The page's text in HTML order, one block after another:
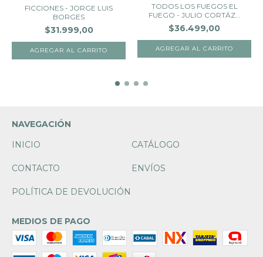
FICCIONES - JORGE LUIS
BORGES
$31.999,00
TODOS LOS FUEGOS EL
FUEGO - JULIO CORTÁZ...
$36.499,00
NAVEGACIÓN
INICIO
CATÁLOGO
CONTACTO ENVÍOS
POLÍTICA DE DEVOLUCIÓN
MEDIOS DE PAGO